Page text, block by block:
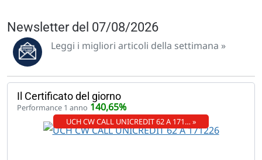
Newsletter del 07/08/2026
Leggi i migliori articoli della settimana »
Il Certificato del giorno
Performance 1 anno 140,65%
UCH CW CALL UNICREDIT 62 A 171… »